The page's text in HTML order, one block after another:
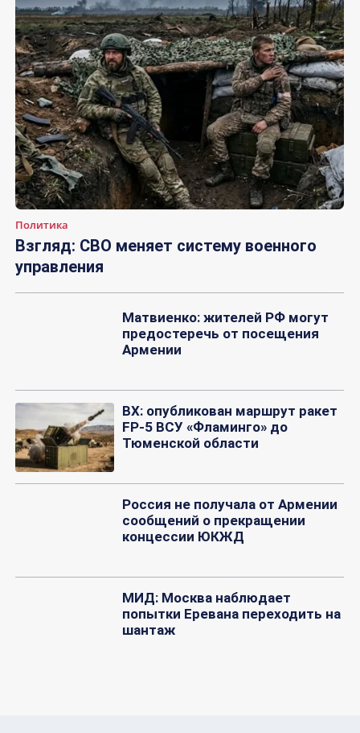
Политика
Взгляд: СВО меняет систему военного
управления
Матвиенко: жителей РФ могут
предостеречь от посещения
Армении
ВХ: опубликован маршрут ракет
FP-5 ВСУ «Фламинго» до
Тюменской области
Россия не получала от Армении
сообщений о прекращении
концессии ЮКЖД
МИД: Москва наблюдает
попытки Еревана переходить на
шантаж